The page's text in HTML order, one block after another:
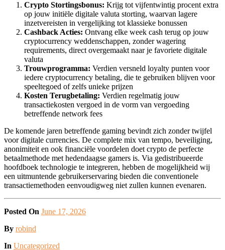
Crypto Stortingsbonus: Krijg tot vijfentwintig procent extra
op jouw initiële digitale valuta storting, waarvan lagere
inzetvereisten in vergelijking tot klassieke bonussen
Cashback Acties: Ontvang elke week cash terug op jouw
cryptocurrency weddenschappen, zonder wagering
requirements, direct overgemaakt naar je favoriete digitale
valuta
Trouwprogramma: Verdien versneld loyalty punten voor
iedere cryptocurrency betaling, die te gebruiken blijven voor
speeltegoed of zelfs unieke prijzen
Kosten Terugbetaling: Verdien regelmatig jouw
transactiekosten vergoed in de vorm van vergoeding
betreffende network fees
De komende jaren betreffende gaming bevindt zich zonder twijfel
voor digitale currencies. De complete mix van tempo, beveiliging,
anonimiteit en ook financiële voordelen doet crypto de perfecte
betaalmethode met hedendaagse gamers is. Via gedistribueerde
hoofdboek technologie te integreren, hebben de mogelijkheid wij
een uitmuntende gebruikerservaring bieden die conventionele
transactiemethoden eenvoudigweg niet zullen kunnen evenaren.
Posted On June 17, 2026
Posted
By robind
Posted
In Uncategorized